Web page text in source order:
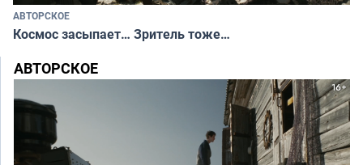
АВТОРСКОЕ
Космос засыпает… Зритель тоже…
АВТОРСКОЕ